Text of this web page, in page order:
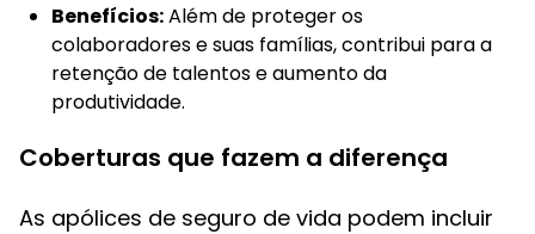
Benefícios:Além de proteger os
colaboradores e suas famílias, contribui para a
retenção de talentos e aumento da
produtividade.
Coberturas que fazem a diferença
As apólices de seguro de vida podem incluir